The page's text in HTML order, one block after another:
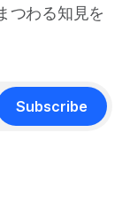
き、ちょっとし
僕はlazygitで
つわる知見を
Subscribe